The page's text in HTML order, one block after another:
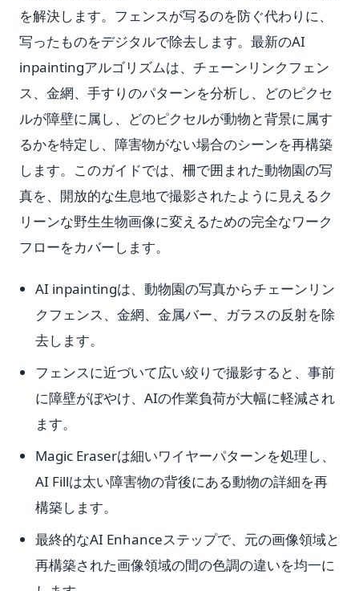
を解決します。フェンスが写るのを防ぐ代わりに、
写ったものをデジタルで除去します。最新のAI
inpaintingアルゴリズムは、チェーンリンクフェン
ス、金網、手すりのパターンを分析し、どのピクセ
ルが障壁に属し、どのピクセルが動物と背景に属す
るかを特定し、障害物がない場合のシーンを再構築
します。このガイドでは、柵で囲まれた動物園の写
真を、開放的な生息地で撮影されたように見えるク
リーンな野生生物画像に変えるための完全なワーク
フローをカバーします。
AI inpaintingは、動物園の写真からチェーンリン
クフェンス、金網、金属バー、ガラスの反射を除
去します。
フェンスに近づいて広い絞りで撮影すると、事前
に障壁がぼやけ、AIの作業負荷が大幅に軽減され
ます。
Magic Eraserは細いワイヤーパターンを処理し、
AI Fillは太い障害物の背後にある動物の詳細を再
構築します。
最終的なAI Enhanceステップで、元の画像領域と
再構築された画像領域の間の色調の違いを均一に